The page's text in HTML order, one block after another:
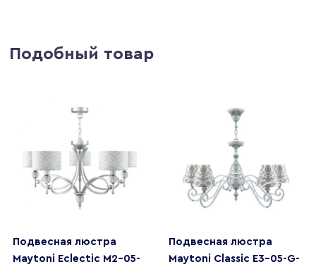
Подобный товар
Подвесная люстра
Maytoni Eclectic M2-05-
Подвесная люстра
Maytoni Classic E3-05-G-